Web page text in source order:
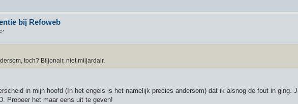
bij Refoweb
toch? Biljonair, niet miljardair.
in mijn hoofd (In het engels is het namelijk precies andersom) dat ik alsnog de fout in ging.
Probeer het maar eens uit te geven!